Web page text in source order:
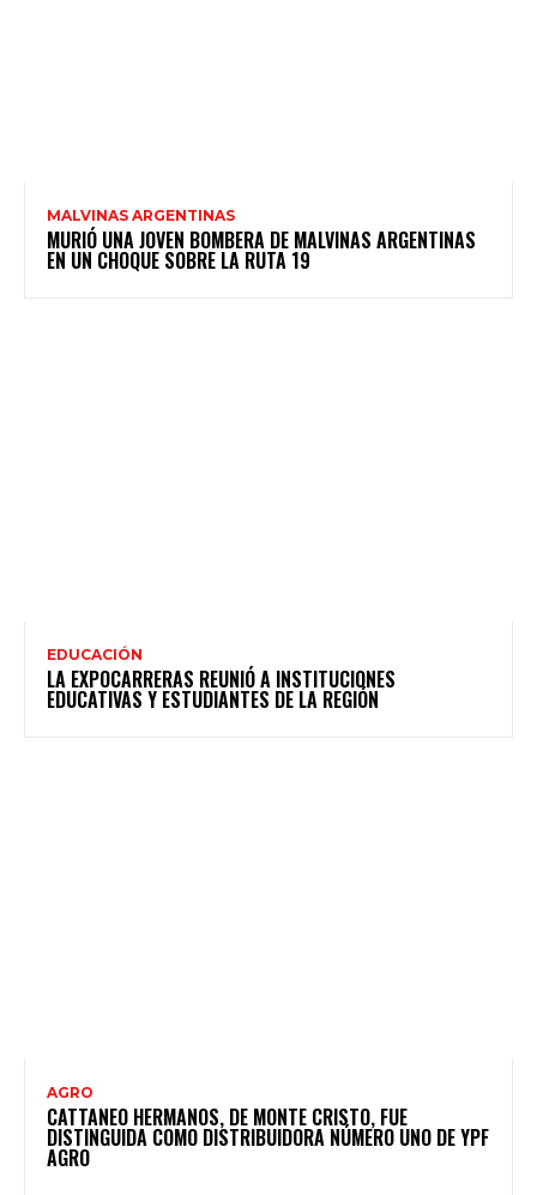
MALVINAS ARGENTINAS
MURIÓ UNA JOVEN BOMBERA DE MALVINAS ARGENTINAS
EN UN CHOQUE SOBRE LA RUTA 19
EDUCACIÓN
LA EXPOCARRERAS REUNIÓ A INSTITUCIONES
EDUCATIVAS Y ESTUDIANTES DE LA REGIÓN
AGRO
CATTANEO HERMANOS, DE MONTE CRISTO, FUE
DISTINGUIDA COMO DISTRIBUIDORA NÚMERO UNO DE YPF
AGRO